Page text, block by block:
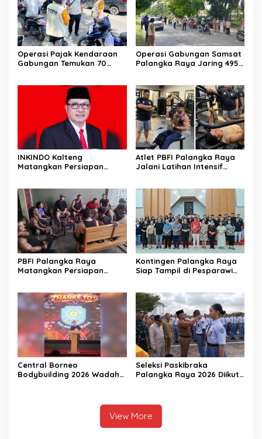
Operasi Pajak Kendaraan
Gabungan Temukan 70
Operasi Gabungan Samsat
Palangka Raya Jaring 495
INKINDO Kalteng
Matangkan Persiapan
Atlet PBFI Palangka Raya
Jalani Latihan Intensif
PBFI Palangka Raya
Matangkan Persiapan
Kontingen Palangka Raya
Siap Tampil di Pesparawi
Central Borneo
Bodybuilding 2026 Wadah
Seleksi Paskibraka
Palangka Raya 2026 Diikuti
View More